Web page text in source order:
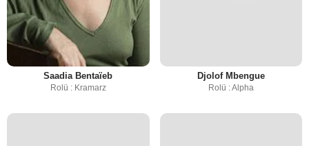
Saadia Bentaïeb
Rolü : Kramarz
Djolof Mbengue
Rolü : Alpha